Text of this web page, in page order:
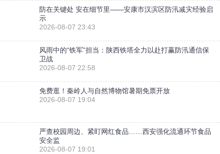
防在关键处 安在细节里——安康市汉滨区防汛减灾经验启
示
2026-08-07 23:43
风雨中的“铁军”担当：陕西铁塔全力以赴打赢防汛通信保
卫战
2026-08-07 22:58
免费逛！秦岭人与自然博物馆暑期免票开放
2026-08-07 19:04
严查校园周边、紧盯网红食品……西安强化流通环节食品
安全监
2026-08-07 19:01